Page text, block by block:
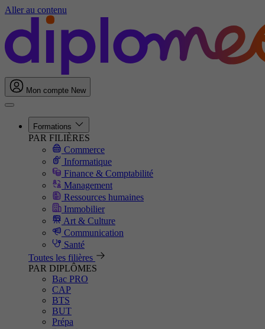
Aller au contenu
Mon compte New
Formations
PAR FILIÈRES
Commerce
Informatique
Finance & Comptabilité
Management
Ressources humaines
Immobilier
Art & Culture
Communication
Santé
Toutes les filières
PAR DIPLÔMES
Bac PRO
CAP
BTS
BUT
Prépa